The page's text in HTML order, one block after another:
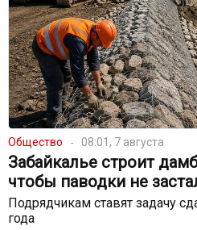
Общество 08:01, 7 августа
Забайкалье строит
чтобы паводки не
Подрядчикам ставят задачу
года